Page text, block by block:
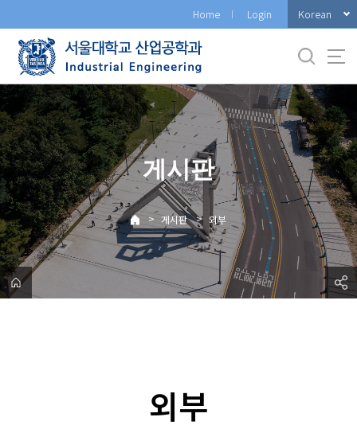
로
메
뉴
Home Login Korean
게시판
> 게시판 > 외부
외부